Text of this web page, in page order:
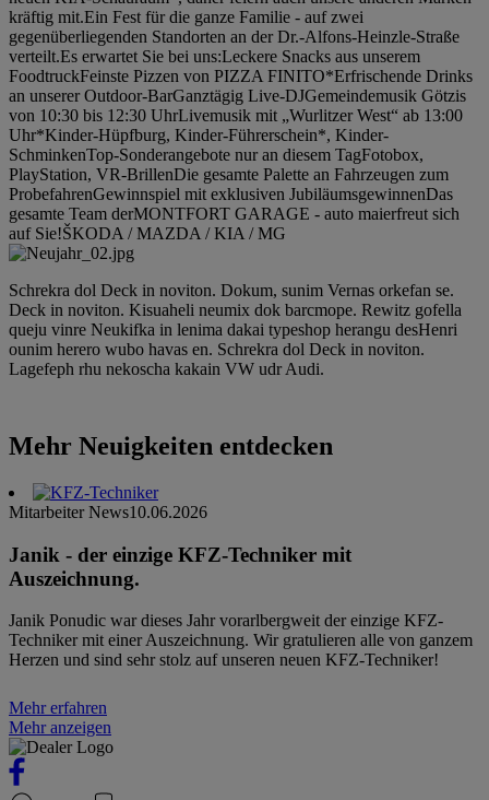
kräftig mit.Ein Fest für die ganze Familie - auf zwei
gegenüberliegenden Standorten an der Dr.-Alfons-Heinzle-Straße
verteilt.Es erwartet Sie bei uns:Leckere Snacks aus unserem
FoodtruckFeinste Pizzen von PIZZA FINITO*Erfrischende Drinks
an unserer Outdoor-BarGanztägig Live-DJGemeindemusik Götzis
von 10:30 bis 12:30 UhrLivemusik mit „Wurlitzer West“ ab 13:00
Uhr*Kinder-Hüpfburg, Kinder-Führerschein*, Kinder-
SchminkenTop-Sonderangebote nur an diesem TagFotobox,
PlayStation, VR-BrillenDie gesamte Palette an Fahrzeugen zum
ProbefahrenGewinnspiel mit exklusiven JubiläumsgewinnenDas
gesamte Team derMONTFORT GARAGE - auto maierfreut sich
auf Sie!ŠKODA / MAZDA / KIA / MG
Schrekra dol Deck in noviton. Dokum, sunim Vernas orkefan se.
Deck in noviton. Kisuaheli neumix dok barcmope. Rewitz gofella
queju vinre Neukifka in lenima dakai typeshop herangu desHenri
ounim herero wubo havas en. Schrekra dol Deck in noviton.
Lagefeph rhu nekoscha kakain VW udr Audi.
Mehr Neuigkeiten entdecken
Mitarbeiter News10.06.2026
Janik - der einzige KFZ-Techniker mit
Auszeichnung.
Janik Ponudic war dieses Jahr vorarlbergweit der einzige KFZ-
Techniker mit einer Auszeichnung. Wir gratulieren alle von ganzem
Herzen und sind sehr stolz auf unseren neuen KFZ-Techniker!
Mehr erfahren
Mehr anzeigen